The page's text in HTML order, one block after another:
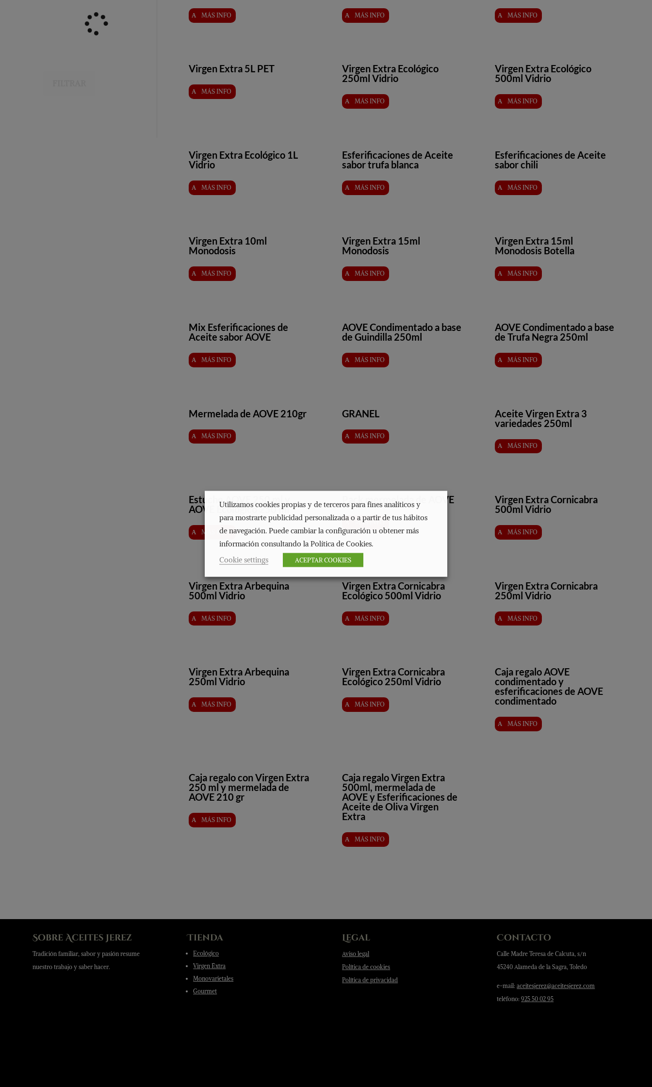
MÁS INFO MÁS INFO MÁS INFO
Virgen Extra 5L PET
MÁS INFO
Virgen Extra Ecológico
250ml Vidrio
MÁS INFO
Virgen Extra Ecológico
500ml Vidrio
MÁS INFO
Virgen Extra Ecológico 1L
Vidrio
MÁS INFO
Esferificaciones de Aceite
sabor trufa blanca
MÁS INFO
Esferificaciones de Aceite
sabor chili
MÁS INFO
Virgen Extra 10ml
Monodosis
MÁS INFO
Virgen Extra 15ml
Monodosis
MÁS INFO
Virgen Extra 15ml
Monodosis Botella
MÁS INFO
Mix Esferificaciones de
Aceite sabor AOVE
MÁS INFO
AOVE Condimentado a base
de Guindilla 250ml
MÁS INFO
AOVE Condimentado a base
de Trufa Negra 250ml
MÁS INFO
Mermelada de AOVE 210gr
MÁS INFO
GRANEL
MÁS INFO
Aceite Virgen Extra 3
variedades 250ml
MÁS INFO
Estuche AOVE 250 ml y
AOVE Ecológico 250 ml
MÁS INFO
Pack mermelada de AOVE
MÁS INFO
Virgen Extra Cornicabra
500ml Vidrio
MÁS INFO
Virgen Extra Arbequina
500ml Vidrio
MÁS INFO
Virgen Extra Cornicabra
Ecológico 500ml Vidrio
MÁS INFO
Virgen Extra Cornicabra
250ml Vidrio
MÁS INFO
Virgen Extra Arbequina
250ml Vidrio
MÁS INFO
Virgen Extra Cornicabra
Ecológico 250ml Vidrio
MÁS INFO
Caja regalo AOVE
condimentado y
esferificaciones de AOVE
condimentado
MÁS INFO
Caja regalo con Virgen Extra
250 ml y mermelada de
AOVE 210 gr
MÁS INFO
Caja regalo Virgen Extra
500ml, mermelada de
AOVE y Esferificaciones de
Aceite de Oliva Virgen
Extra
MÁS INFO
Sobre Aceites Jerez
Tradición familiar, sabor y pasión resume
nuestro trabajo y saber hacer.
Tienda
Ecológico
Virgen Éxtra
Monovarietales
Gourmet
Legal
Aviso legal
Política de cookies
Política de privacidad
Contacto
Calle Madre Teresa de Calcuta, s/n
45240 Alameda de la Sagra, Toledo
e-mail:aceitesjerez@aceitesjerez.com
teléfono: 925 50 02 95
Utilizamos cookies propias y de terceros para fines analíticos y
para mostrarte publicidad personalizada o a partir de tus hábitos
de navegación. Puede cambiar la configuración u obtener más
información consultando la Política de Cookies.
Cookie settings
ACEPTAR COOKIES